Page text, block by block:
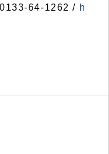
64-1262 / h